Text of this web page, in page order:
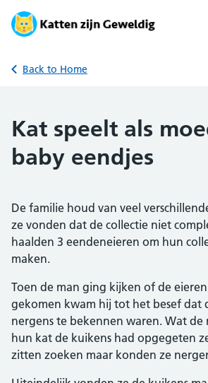
Skip
Back to Home
Kat speelt als
baby eendjes
De familie houd van veel
ze vonden dat de collectie niet
haalden 3 eendeneieren om hun
maken.
Toen de man ging kijken of de
gekomen kwam hij tot het besef dat
nergens te bekennen waren. Wat de
hun kat de kuikens had opgegeten
zitten zoeken maar konden ze